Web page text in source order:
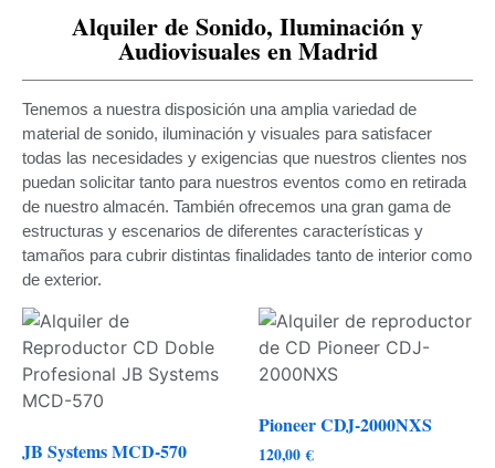
Alquiler de Sonido, Iluminación y
Audiovisuales en Madrid
Tenemos a nuestra disposición una amplia variedad de
material de sonido, iluminación y visuales para satisfacer
todas las necesidades y exigencias que nuestros clientes nos
puedan solicitar tanto para nuestros eventos como en retirada
de nuestro almacén. También ofrecemos una gran gama de
estructuras y escenarios de diferentes características y
tamaños para cubrir distintas finalidades tanto de interior como
de exterior.
JB Systems MCD-570
Pioneer CDJ-2000NXS
120,00€